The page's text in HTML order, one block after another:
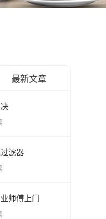
最新文章
滤器
师傅上门